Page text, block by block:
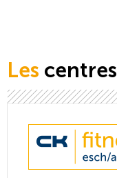
Les centres